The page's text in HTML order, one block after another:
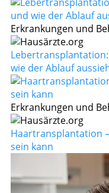
Erkrankungen und
wie der Ablauf
Erkrankungen und
Haartransplantation
sein kann